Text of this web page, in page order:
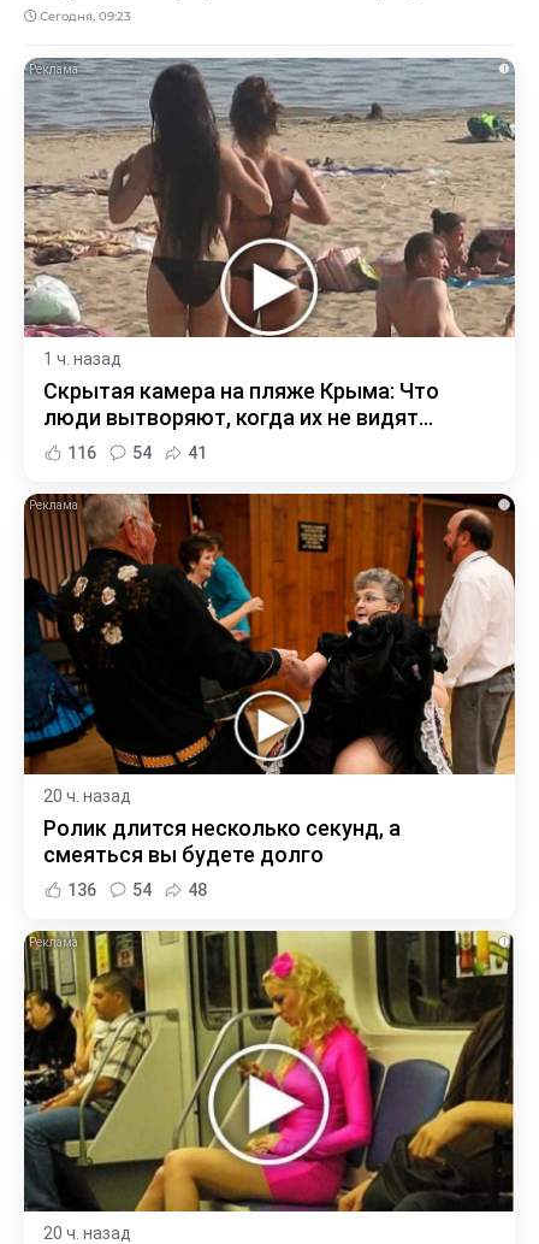
Сегодня, 09:23
i
1 ч. назад
Скрытая камера на пляже Крыма: Что
люди вытворяют, когда их не видят...
116 54 41
i
20 ч. назад
Ролик длится несколько секунд, а
смеяться вы будете долго
136 54 48
i
20 ч. назад